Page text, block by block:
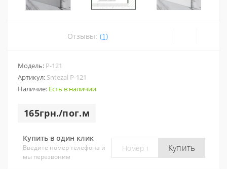
Отзывы: (1)
Модель: P-121
Артикул: Sntezal P-121
Наличие: Есть в наличии
165грн./пог.м
Купить в один клик
Введите номер телефона и
мы перезвоним
Купить